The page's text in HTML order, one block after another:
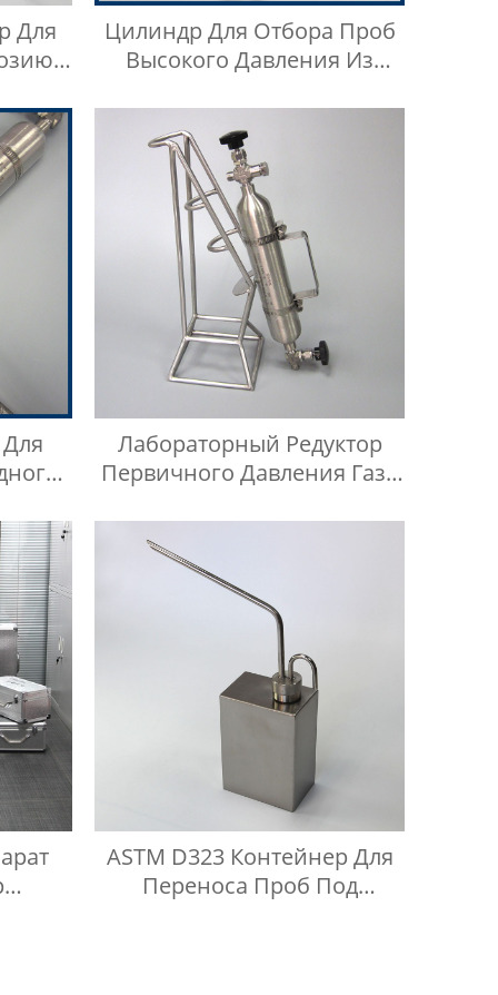
Для
Цилиндр Для Отбора Проб
Высокого Давления Из
Лабораторный Редуктор
Первичного Давления Газа
ASTM D323 Контейнер Для
Переноса Проб Под